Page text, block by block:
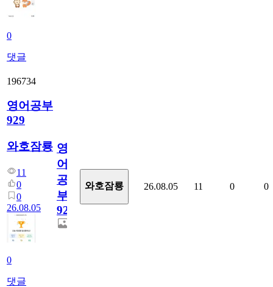
0
댓글
196734
영어공부
929
와호잠룡
11
0
0
26.08.05
0
댓글
영
어
공
부
929
와호잠룡 26.08.05 11 0 0